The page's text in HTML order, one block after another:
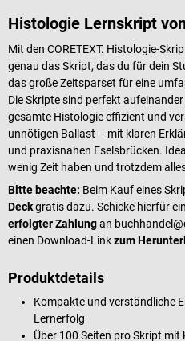
Histologie Lernskript von
Mit den CORETEXT. Histologie-
genau das Skript, das du für dein
das große Zeitsparset für eine
Die Skripte sind perfekt
gesamte Histologie effizient und
unnötigen Ballast – mit klaren
und praxisnahen Eselsbrücken.
wenig Zeit haben und trotzdem
Bitte beachte: Beim Kauf eines
Deckgratis dazu. Schicke hierfür
erfolgter Zahlungan
einen Download-Linkzum
Produktdetails
Kompakte und verständliche
Lernerfolg
Über 100 Seiten pro Skript